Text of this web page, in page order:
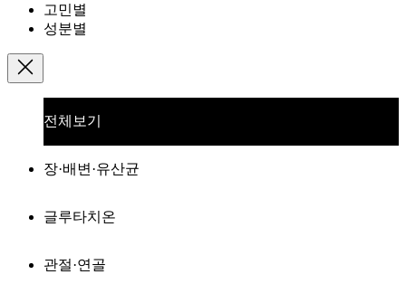
고민별
성분별
전체보기
장·배변·유산균
글루타치온
관절·연골